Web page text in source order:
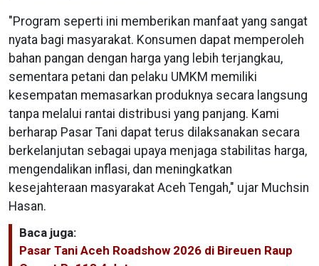
"Program seperti ini memberikan manfaat yang sangat
nyata bagi masyarakat. Konsumen dapat memperoleh
bahan pangan dengan harga yang lebih terjangkau,
sementara petani dan pelaku UMKM memiliki
kesempatan memasarkan produknya secara langsung
tanpa melalui rantai distribusi yang panjang. Kami
berharap Pasar Tani dapat terus dilaksanakan secara
berkelanjutan sebagai upaya menjaga stabilitas harga,
mengendalikan inflasi, dan meningkatkan
kesejahteraan masyarakat Aceh Tengah," ujar Muchsin
Hasan.
Baca juga:
Pasar Tani Aceh Roadshow 2026 di Bireuen Raup